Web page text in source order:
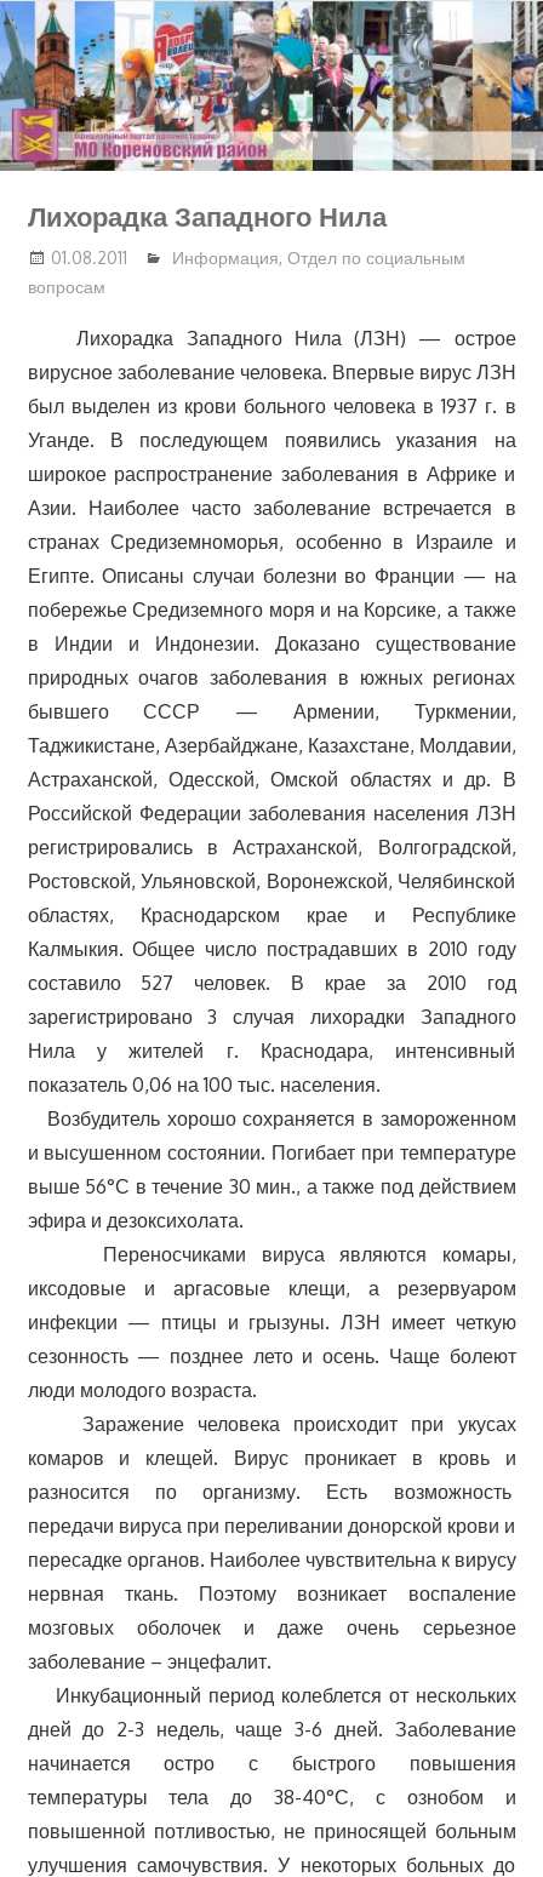
Перейти
к
содержимому
Лихорадка Западного Нила
01.08.2011 Информация, Отдел по социальным
вопросам
Лихорадка Западного Нила (ЛЗН) — острое
вирусное заболевание человека. Впервые вирус ЛЗН
был выделен из крови больного человека в 1937 г. в
Уганде. В последующем появились указания на
широкое распространение заболевания в Африке и
Азии. Наиболее часто заболевание встречается в
странах Средиземноморья, особенно в Израиле и
Египте. Описаны случаи болезни во Франции — на
побережье Средиземного моря и на Корсике, а также
в Индии и Индонезии. Доказано существование
природных очагов заболевания в южных регионах
бывшего СССР — Армении, Туркмении,
Таджикистане, Азербайджане, Казахстане, Молдавии,
Астраханской, Одесской, Омской областях и др. В
Российской Федерации заболевания населения ЛЗН
регистрировались в Астраханской, Волгоградской,
Ростовской, Ульяновской, Воронежской, Челябинской
областях, Краснодарском крае и Республике
Калмыкия. Общее число пострадавших в 2010 году
составило 527 человек. В крае за 2010 год
зарегистрировано 3 случая лихорадки Западного
Нила у жителей г. Краснодара, интенсивный
показатель 0,06 на 100 тыс. населения.
Возбудитель хорошо сохраняется в замороженном
и высушенном состоянии. Погибает при температуре
выше 56°С в течение 30 мин., а также под действием
эфира и дезоксихолата.
Переносчиками вируса являются комары,
иксодовые и аргасовые клещи, а резервуаром
инфекции — птицы и грызуны. ЛЗН имеет четкую
сезонность — позднее лето и осень. Чаще болеют
люди молодого возраста.
Заражение человека происходит при укусах
комаров и клещей. Вирус проникает в кровь и
разносится по организму. Есть возможность
передачи вируса при переливании донорской крови и
пересадке органов. Наиболее чувствительна к вирусу
нервная ткань. Поэтому возникает воспаление
мозговых оболочек и даже очень серьезное
заболевание – энцефалит.
Инкубационный период колеблется от нескольких
дней до 2-3 недель, чаще 3-6 дней. Заболевание
начинается остро с быстрого повышения
температуры тела до 38-40°С, с ознобом и
повышенной потливостью, не приносящей больным
улучшения самочувствия. У некоторых больных до